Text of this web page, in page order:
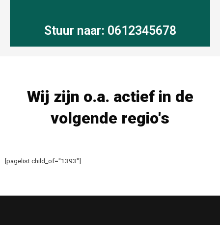
Stuur naar: 0612345678
Wij zijn o.a. actief in de
volgende regio's
[pagelist child_of="1393"]